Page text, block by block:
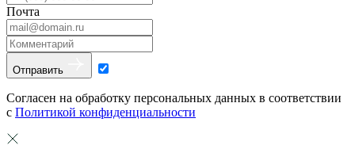
Почта
Отправить
Согласен на обработку персональных данных в соответствии
с Политикой конфиденциальности